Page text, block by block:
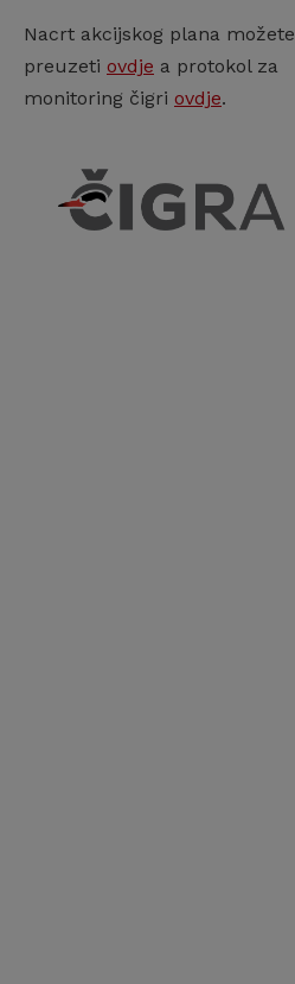
Nacrt akcijskog plana možete
preuzeti ovdje a protokol za
monitoring čigri ovdje.